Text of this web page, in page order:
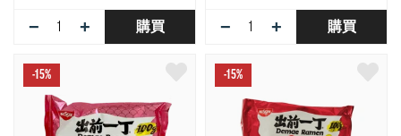
− + 購買 − + 購買
-15% -15%